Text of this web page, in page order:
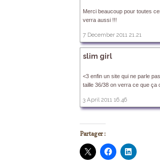
Merci beaucoup pour toutes
verra aussi !!!
7 December 2011 21.21
slim girl
<3 enfin un site qui ne parle
taille 36/38 on verra ce que ça
3 April 2011 16.46
Partager :